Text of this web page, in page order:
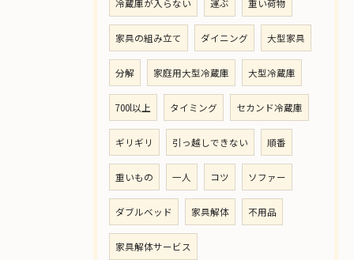
冷蔵庫が入らない 運ぶ 重い荷物
家具の組み立て ダイニング 大型家具
分解 家庭用大型冷蔵庫 大型冷蔵庫
700l以上 タイミング セカンド冷蔵庫
ギリギリ 引っ越しできない 順番
重いもの 一人 コツ ソファー
ダブルベッド 家具解体 不用品
家具解体サービス